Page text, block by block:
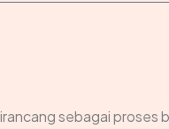
sebagai proses